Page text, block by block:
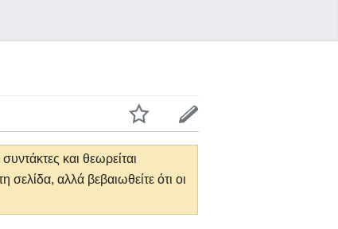
και θεωρείται
αλλά βεβαιωθείτε ότι οι